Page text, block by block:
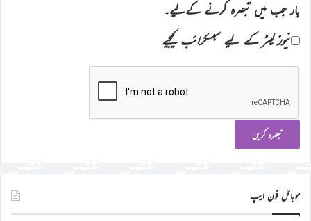
بار جب میں تبصرہ کرنے کےلیے۔
نیوز لیٹر کے لیے سبسکرائب کیجیے
موبائل فون ایپ